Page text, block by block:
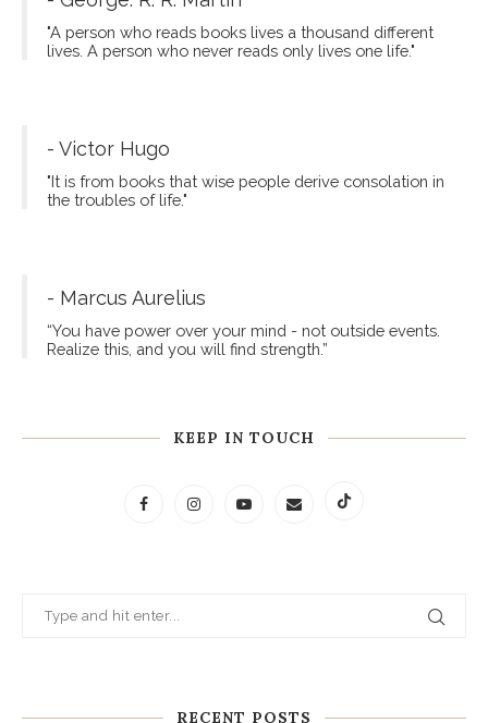
"A person who reads books lives a thousand different
lives. A person who never reads only lives one life."
- Victor Hugo
"It is from books that wise people derive consolation in
the troubles of life."
- Marcus Aurelius
“You have power over your mind - not outside events.
Realize this, and you will find strength.”
KEEP IN TOUCH
RECENT POSTS